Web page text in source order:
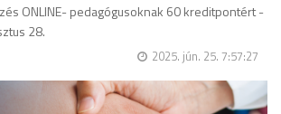
ONLINE- pedagógusoknak 60 kreditpontért -
28.
2025. jún. 25. 7:57:27